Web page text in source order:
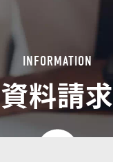
INFORMATION
資料請求